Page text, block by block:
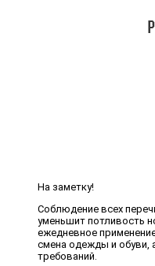
На заметку!
Соблюдение всех
уменьшит потливость
ежедневное
смена одежды и обуви,
требований.